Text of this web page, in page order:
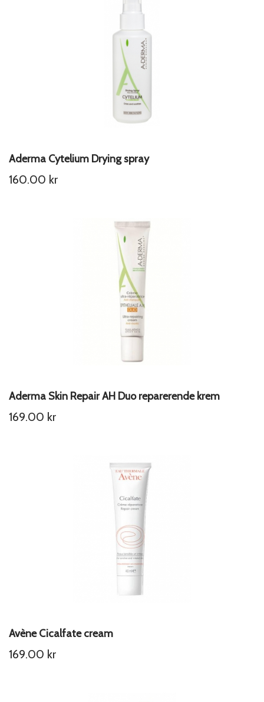
Aderma Cytelium Drying spray
160.00 kr
Aderma Skin Repair AH Duo reparerende krem
169.00 kr
Avène Cicalfate cream
169.00 kr